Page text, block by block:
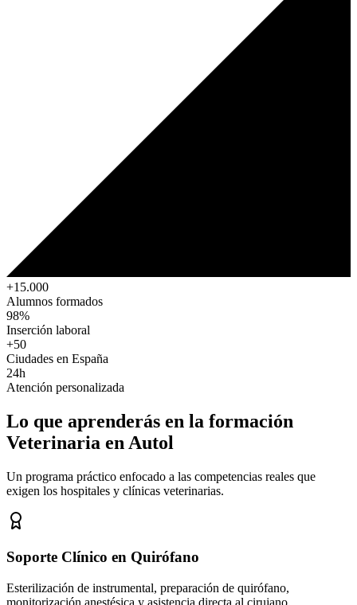
+15.000
Alumnos formados
98%
Inserción laboral
+50
Ciudades en España
24h
Atención personalizada
Lo que aprenderás en la formación
Veterinaria en Autol
Un programa práctico enfocado a las competencias reales que
exigen los hospitales y clínicas veterinarias.
Soporte Clínico en Quirófano
Esterilización de instrumental, preparación de quirófano,
monitorización anestésica y asistencia directa al cirujano.